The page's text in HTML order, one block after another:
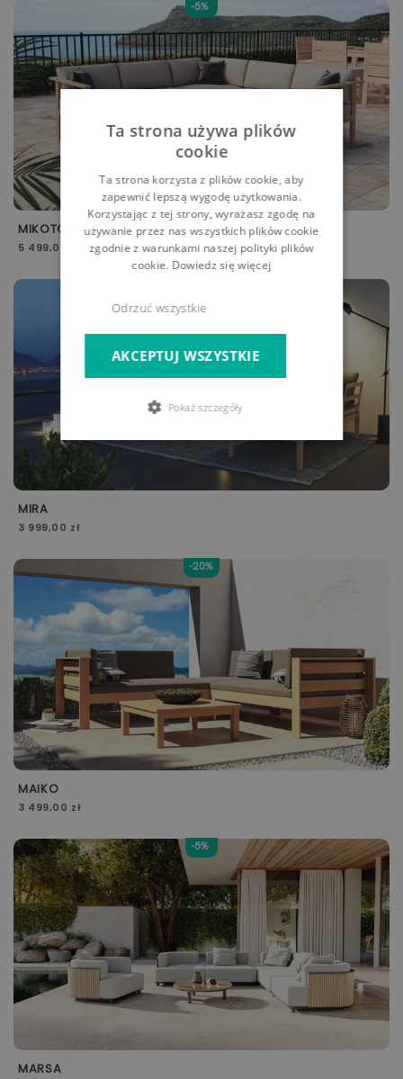
-5%
MIKOTO
5 499,00 zł
MIRA
3 999,00 zł
-20%
MAIKO
3 499,00 zł
-5%
MARSA
Ta strona używa plików
cookie
Ta strona korzysta z plików cookie, aby
zapewnić lepszą wygodę użytkowania.
Korzystając z tej strony, wyrażasz zgodę na
używanie przez nas wszystkich plików cookie
zgodnie z warunkami naszej polityki plików
cookie. Dowiedz się więcej
AKCEPTUJ WSZYSTKIE
Odrzuć wszystkie
Pokaż szczegóły